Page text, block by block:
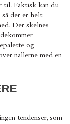
til. Faktisk kan du
så der er helt
Der skelnes
og
nallerne med en
tendenser, som